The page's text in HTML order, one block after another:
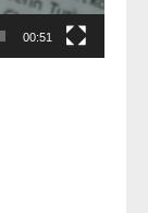
00:51